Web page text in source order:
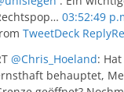
03:52:49
TweetDeck Reply
@Chris_Hoeland:
behauptet,